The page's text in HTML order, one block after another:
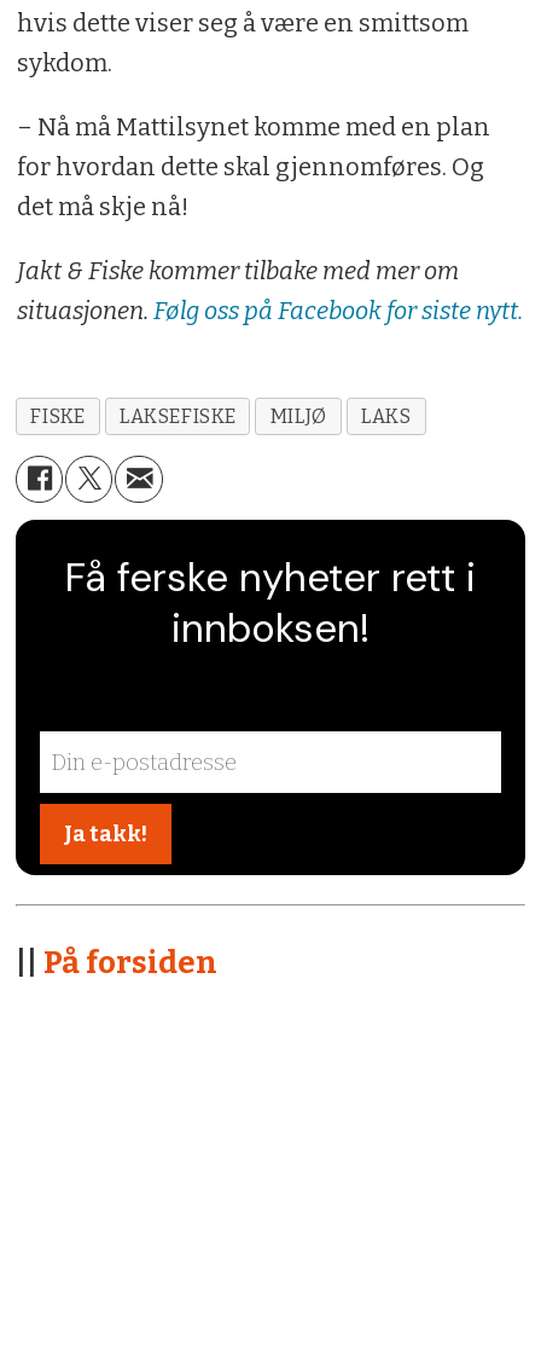
hvis dette viser seg å være en smittsom
sykdom.
– Nå må Mattilsynet komme med en plan
for hvordan dette skal gjennomføres. Og
det må skje nå!
Jakt & Fiske kommer tilbake med mer om
situasjonen. Følg oss på Facebook for siste nytt.
FISKE LAKSEFISKE MILJØ LAKS
Få ferske nyheter rett i
innboksen!
På forsiden